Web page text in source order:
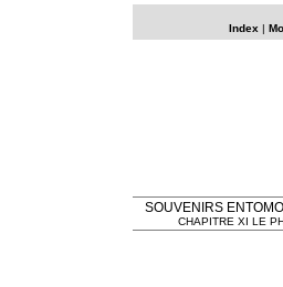
Index |
SOUVENIRS
CHAPITRE XI LE